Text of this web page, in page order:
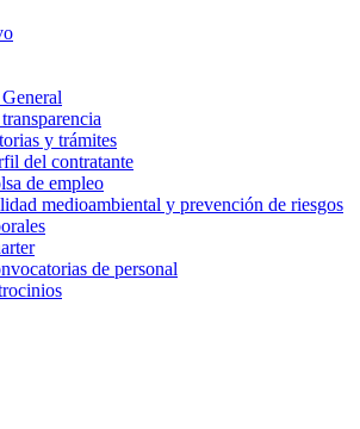
y trámites
del contratante
de empleo
medioambiental y prevención de riesgos
de personal